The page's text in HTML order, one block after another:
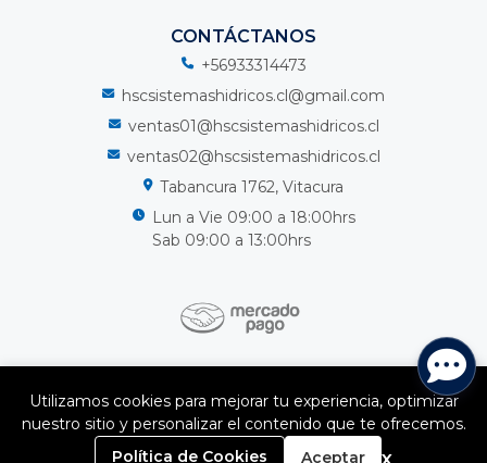
CONTÁCTANOS
+56933314473
hscsistemashidricos.cl@gmail.com
ventas01@hscsistemashidricos.cl
ventas02@hscsistemashidricos.cl
Tabancura 1762, Vitacura
Lun a Vie 09:00 a 18:00hrs
Sab 09:00 a 13:00hrs
HSC Sistemas Hidricos Spa © 2026
¿Te gusta mi tienda? Yo vendo conBsale
0
Utilizamos cookies para mejorar tu experiencia, optimizar
nuestro sitio y personalizar el contenido que te ofrecemos.
Política de Cookies
Aceptar x